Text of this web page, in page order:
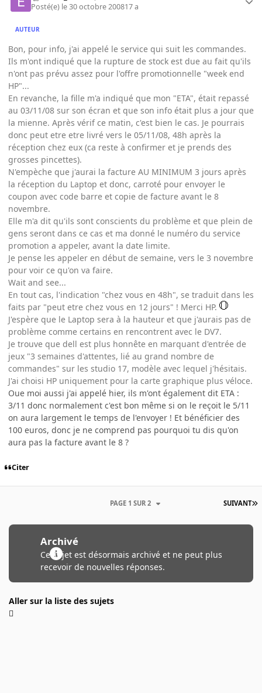
Posté(e) le 30 octobre 200817 a
AUTEUR
Bon, pour info, j'ai appelé le service qui suit les commandes.
Ils m'ont indiqué que la rupture de stock est due au fait qu'ils
n'ont pas prévu assez pour l'offre promotionnelle "week end
HP"...
En revanche, la fille m'a indiqué que mon "ETA", était repassé
au 03/11/08 sur son écran et que son info était plus a jour que
la mienne. Après vérif ce matin, c'est bien le cas. Je pourrais
donc peut etre etre livré vers le 05/11/08, 48h après la
réception chez eux (ca reste à confirmer et je prends des
grosses pincettes).
N'empèche que j'aurai la facture AU MINIMUM 3 jours après
la réception du Laptop et donc, carroté pour envoyer le
coupon avec code barre et copie de facture avant le 8
novembre.
Elle m'a dit qu'ils sont conscients du problème et que plein de
gens seront dans ce cas et ma donné le numéro du service
promotion a appeler, avant la date limite.
Je pense les appeler en début de semaine, vers le 3 novembre
pour voir ce qu'on va faire.
Wait and see...
En tout cas, l'indication "chez vous en 48h", se traduit dans les
faits par "peut etre chez vous en 12 jours" ! Merci HP.
J'espère que le Laptop sera à la hauteur et que j'aurais pas de
problème comme certains en rencontrent avec le DV7.
Je trouve que dell est plus honnête en marquant d'entrée de
jeux "3 semaines d'attentes, lié au grand nombre de
commandes" sur les studio 17, modèle avec lequel j'hésitais.
J'ai choisi HP uniquement pour la carte graphique plus véloce.
Oue moi aussi j'ai appelé hier, ils m'ont également dit ETA :
3/11 donc normalement c'est bon même si on le reçoit le 5/11
on aura largement le temps de l'envoyer ! Et bénéficier des
100 euros, donc je ne comprend pas pourquoi tu dis qu'on
aura pas la facture avant le 8 ?
Citer
SUIVANT
PAGE 1 SUR 2
Archivé
Ce sujet est désormais archivé et ne peut plus
recevoir de nouvelles réponses.
Aller sur la liste des sujets